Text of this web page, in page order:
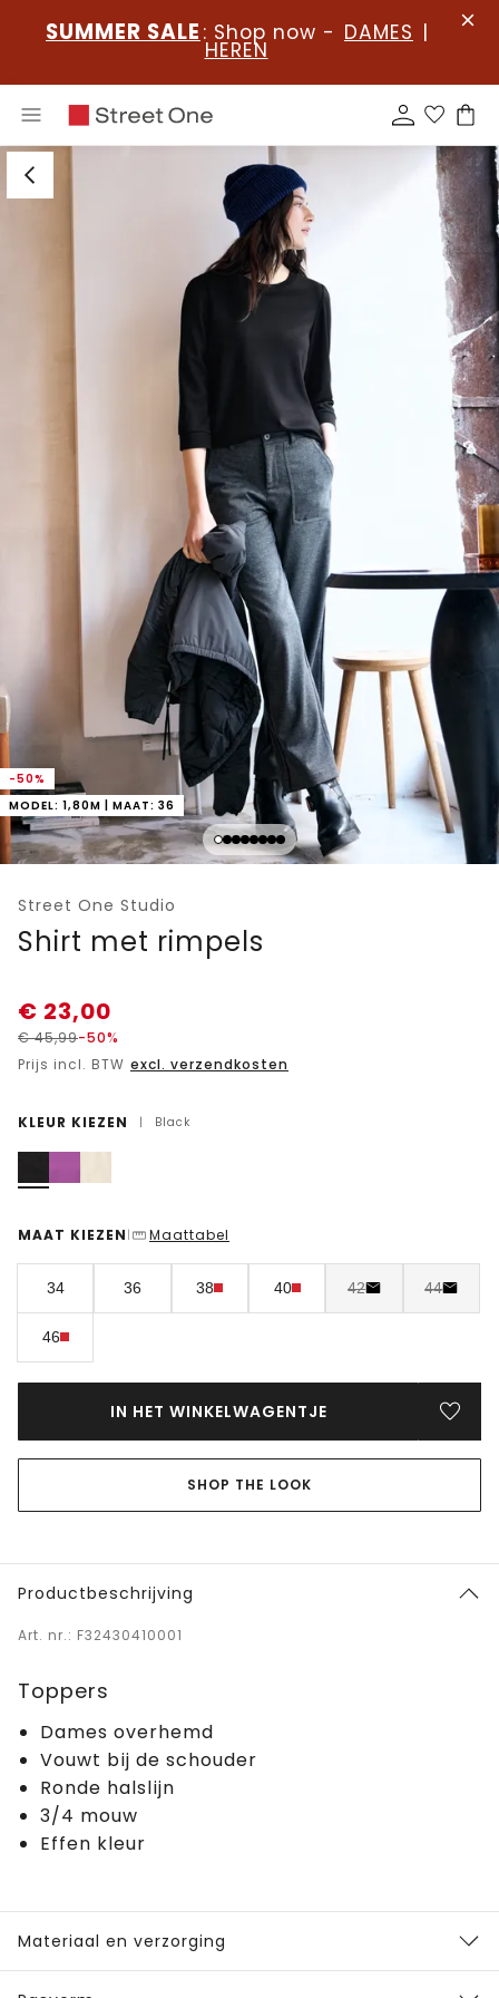
SUMMER SALE : Shop now - DAMES |
HEREN
-50%
MODEL: 1,80M | MAAT: 36
Street One Studio
Shirt met rimpels
€ 23,00
€45,99-50%
Prijs incl. BTW excl. verzendkosten
KLEUR KIEZEN | Black
MAAT KIEZEN | Maattabel
34 36 38 40 42 44
46
IN HET WINKELWAGENTJE
SHOP THE LOOK
Productbeschrijving
Art. nr.: F32430410001
Toppers
Dames overhemd
Vouwt bij de schouder
Ronde halslijn
3/4 mouw
Effen kleur
Materiaal en verzorging